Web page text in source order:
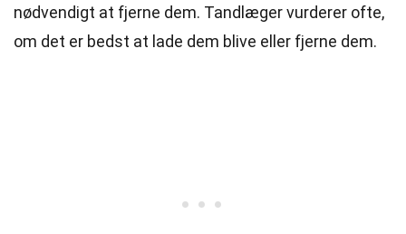
nødvendigt at fjerne dem. Tandlæger vurderer ofte,
om det er bedst at lade dem blive eller fjerne dem.